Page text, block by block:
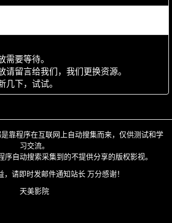
要等待。
留言给我们，我们更换资源。
下，试试。
靠程序在互联网上自动搜集而来，仅供测试和学
习交流。
自动搜索采集到的不提供分享的版权影视。
请即时发邮件通知站长 万分感谢！
天美影院